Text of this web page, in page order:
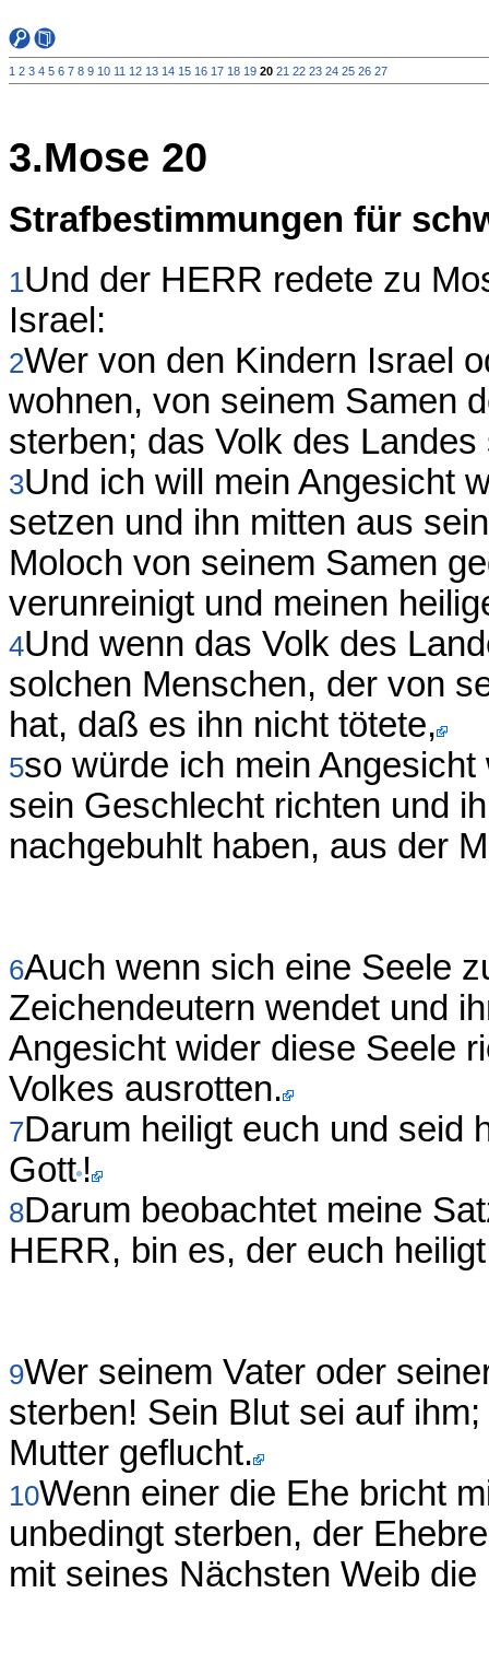
1 2 3 4 5 6 7 8 9 10 11 12 13 14 15 16 17 18 19 20 21 22 23 24 25 26 27
3.Mose 20
Strafbestimmungen für
1Und der HERR redete zu
Israel:
2Wer von den Kindern Israel
wohnen, von seinem Samen
sterben; das Volk des
3Und ich will mein Angesicht
setzen und ihn mitten aus
Moloch von seinem Samen
verunreinigt und meinen
4Und wenn das Volk des
solchen Menschen, der von
hat, daß es ihn nicht tötete,
5so würde ich mein
sein Geschlecht richten und
nachgebuhlt haben, aus der
6Auch wenn sich eine Seele
Zeichendeutern wendet und
Angesicht wider diese Seele
Volkes ausrotten.
7Darum heiligt euch und seid
Gott !
8Darum beobachtet meine
HERR, bin es, der euch
9Wer seinem Vater oder
sterben! Sein Blut sei auf
Mutter geflucht.
10Wenn einer die Ehe bricht
unbedingt sterben, der
mit seines Nächsten Weib